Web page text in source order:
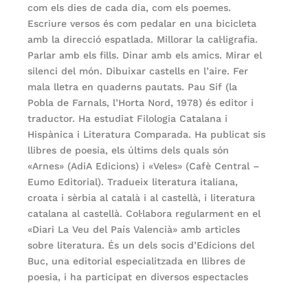
com els dies de cada dia, com els poemes.
Escriure versos és com pedalar en una bicicleta
amb la direcció espatlada. Millorar la cal·ligrafia.
Parlar amb els fills. Dinar amb els amics. Mirar el
silenci del món. Dibuixar castells en l’aire. Fer
mala lletra en quaderns pautats. Pau Sif (la
Pobla de Farnals, l’Horta Nord, 1978) és editor i
traductor. Ha estudiat Filologia Catalana i
Hispànica i Literatura Comparada. Ha publicat sis
llibres de poesia, els últims dels quals són
«Arnes» (AdiA Edicions) i «Veles» (Cafè Central –
Eumo Editorial). Tradueix literatura italiana,
croata i sèrbia al català i al castellà, i literatura
catalana al castellà. Col·labora regularment en el
«Diari La Veu del País Valencià» amb articles
sobre literatura. És un dels socis d’Edicions del
Buc, una editorial especialitzada en llibres de
poesia, i ha participat en diversos espectacles